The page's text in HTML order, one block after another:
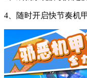
4、随时开启快节奏机